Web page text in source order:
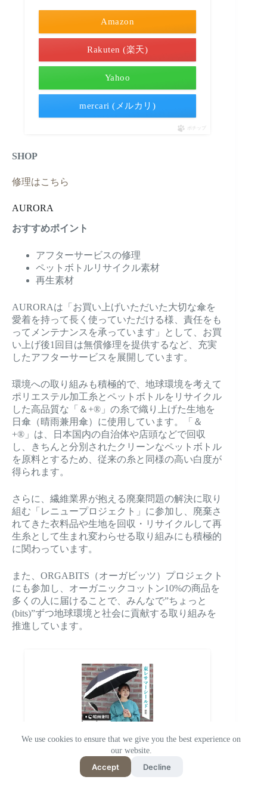
We use cookies to ensure that we give you the best experience on
our website.
Accept Decline
Amazon
Rakuten (楽天)
Yahoo
mercari (メルカリ)
ポチップ
SHOP
修理はこちら
AURORA
おすすめポイント
アフターサービスの修理
ペットボトルリサイクル素材
再生素材
AURORAは「お買い上げいただいた大切な傘を
愛着を持って長く使っていただける様、責任をも
ってメンテナンスを承っています」として、お買
い上げ後1回目は無償修理を提供するなど、充実
したアフターサービスを展開しています。
環境への取り組みも積極的で、地球環境を考えて
ポリエステル加工糸とペットボトルをリサイクル
した高品質な「＆+®」の糸で織り上げた生地を
日傘（晴雨兼用傘）に使用しています。「＆
+®」は、日本国内の自治体や店頭などで回収
し、きちんと分別されたクリーンなペットボトル
を原料とするため、従来の糸と同様の高い白度が
得られます。
さらに、繊維業界が抱える廃棄問題の解決に取り
組む「レニュープロジェクト」に参加し、廃棄さ
れてきた衣料品や生地を回収・リサイクルして再
生糸として生まれ変わらせる取り組みにも積極的
に関わっています。
また、ORGABITS（オーガビッツ）プロジェクト
にも参加し、オーガニックコットン10%の商品を
多くの人に届けることで、みんなで”ちょっと
(bits)”ずつ地球環境と社会に貢献する取り組みを
推進しています。
AURORA オーロラ 晴雨兼用傘 日本製 バ
イカラー 23602 日傘 レディース